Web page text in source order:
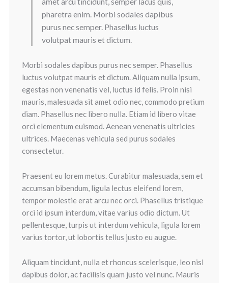
pharetra enim. Morbi sodales dapibus
purus nec semper. Phasellus luctus
volutpat mauris et dictum.
Morbi sodales dapibus purus nec semper. Phasellus
luctus volutpat mauris et dictum. Aliquam nulla ipsum,
egestas non venenatis vel, luctus id felis. Proin nisi
mauris, malesuada sit amet odio nec, commodo pretium
diam. Phasellus nec libero nulla. Etiam id libero vitae
orci elementum euismod. Aenean venenatis ultricies
ultrices. Maecenas vehicula sed purus sodales
consectetur.
Praesent eu lorem metus. Curabitur malesuada, sem et
accumsan bibendum, ligula lectus eleifend lorem,
tempor molestie erat arcu nec orci. Phasellus tristique
orci id ipsum interdum, vitae varius odio dictum. Ut
pellentesque, turpis ut interdum vehicula, ligula lorem
varius tortor, ut lobortis tellus justo eu augue.
Aliquam tincidunt, nulla et rhoncus scelerisque, leo nisl
dapibus dolor, ac facilisis quam justo vel nunc. Mauris